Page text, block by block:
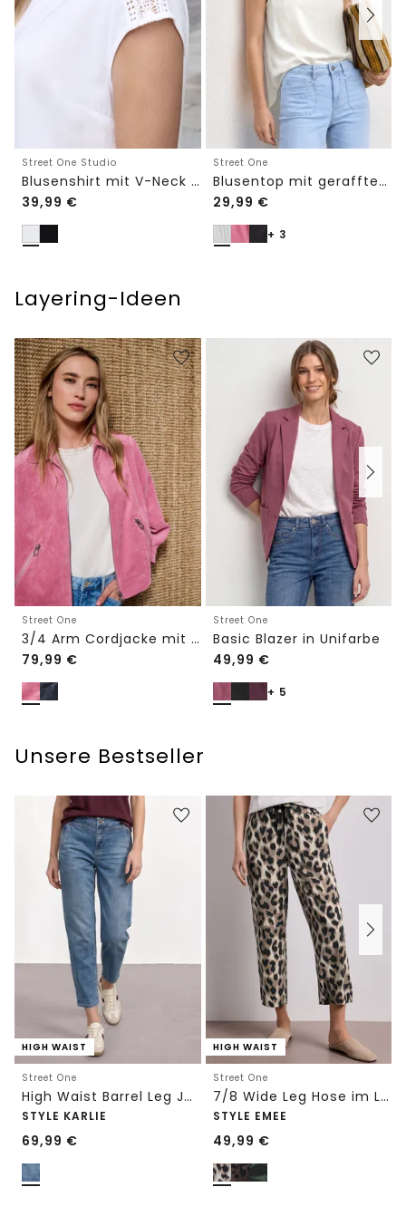
Street One Studio
Blusenshirt mit V-Neck und Spitze
39,99 €
Street One
Blusentop mit gerafftem Rundhals
29,99 €
+ 3
Layering-Ideen
Street One
3/4 Arm Cordjacke mit Hemdkragen
79,99 €
Street One
Basic Blazer in Unifarbe
49,99 €
+ 5
Unsere Bestseller
HIGH WAIST
Street One
High Waist Barrel Leg Jeans im Loose Fit
STYLE KARLIE
69,99 €
HIGH WAIST
Street One
7/8 Wide Leg Hose im Loose Fit mit Print
STYLE EMEE
49,99 €